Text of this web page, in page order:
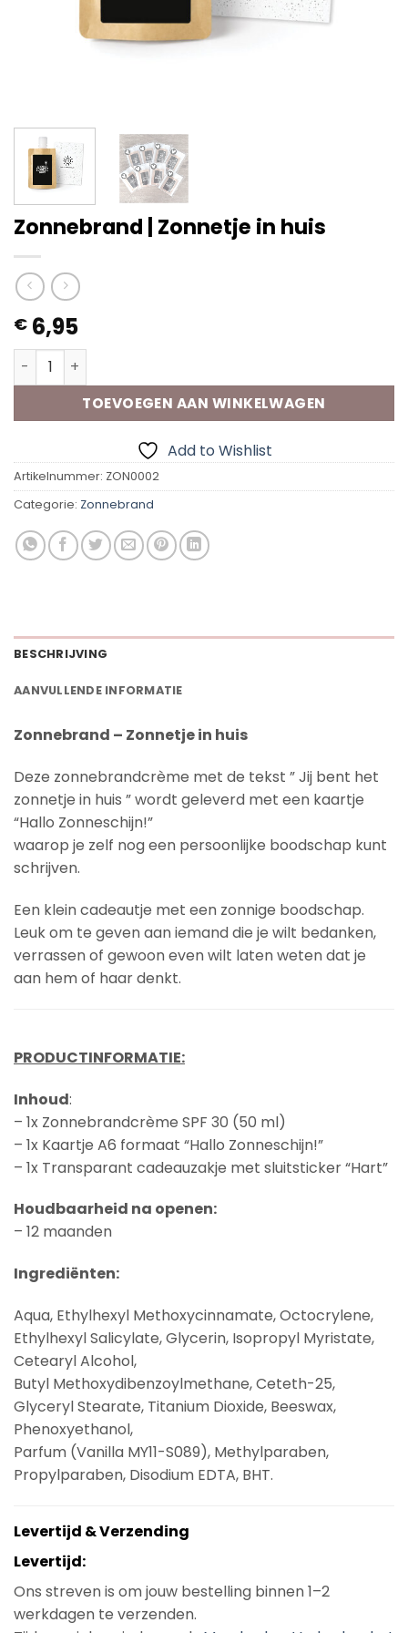
Zonnebrand | Zonnetje in huis
€ 6,95
Zonnebrand | Zonnetje in huis aantal
TOEVOEGEN AAN WINKELWAGEN
Add to Wishlist
Artikelnummer: ZON0002
Categorie: Zonnebrand
BESCHRIJVING
AANVULLENDE INFORMATIE
Zonnebrand – Zonnetje in huis
Deze zonnebrandcrème met de tekst ” Jij bent het
zonnetje in huis ” wordt geleverd met een kaartje
“Hallo Zonneschijn!”
waarop je zelf nog een persoonlijke boodschap kunt
schrijven.
Een klein cadeautje met een zonnige boodschap.
Leuk om te geven aan iemand die je wilt bedanken,
verrassen of gewoon even wilt laten weten dat je
aan hem of haar denkt.
PRODUCTINFORMATIE:
Inhoud:
– 1x Zonnebrandcrème SPF 30 (50 ml)
– 1x Kaartje A6 formaat “Hallo Zonneschijn!”
– 1x Transparant cadeauzakje met sluitsticker “Hart”
Houdbaarheid na openen:
– 12 maanden
Ingrediënten:
Aqua, Ethylhexyl Methoxycinnamate, Octocrylene,
Ethylhexyl Salicylate, Glycerin, Isopropyl Myristate,
Cetearyl Alcohol,
Butyl Methoxydibenzoylmethane, Ceteth-25,
Glyceryl Stearate, Titanium Dioxide, Beeswax,
Phenoxyethanol,
Parfum (Vanilla MY11-S089), Methylparaben,
Propylparaben, Disodium EDTA, BHT.
Levertijd & Verzending
Levertijd:
Ons streven is om jouw bestelling binnen 1–2
werkdagen te verzenden.